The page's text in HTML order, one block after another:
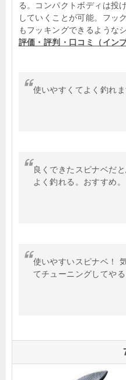
る。コンパクトボディは投
していくことが可能。フッ
もフッキングできるような
評価・評判・口コミ（インプ
使いやすくてよく釣れま
良くできたスピナベだ
よく釣れる。おすすめ。
使いやすいスピナベ！
てチューニングしてやる